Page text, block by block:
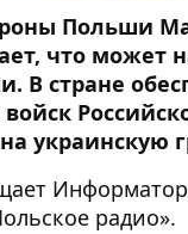
Польши
что может
В стране
украинскую
Информатор
радио».